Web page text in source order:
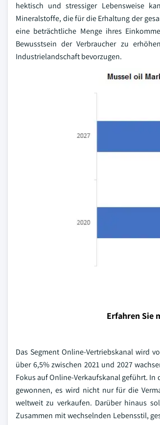
hektisch und stressiger Lebensweise
Mineralstoffe, die für die Erhaltung der
eine beträchtliche Menge ihres
Bewusstsein der Verbraucher zu
Industrielandschaft bevorzugen.
Erfahren Sie
Das Segment Online-Vertriebskanal wird
über 6,5% zwischen 2021 und 2027
Fokus auf Online-Verkaufskanal geführt.
gewonnen, es wird nicht nur für die
weltweit zu verkaufen. Darüber hinaus
Zusammen mit wechselnden Lebensstil,